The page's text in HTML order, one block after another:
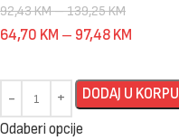
92,43KM–139,25KM
64,70 KM – 97,48 KM
DODAJ U KORPU
Odaberi opcije